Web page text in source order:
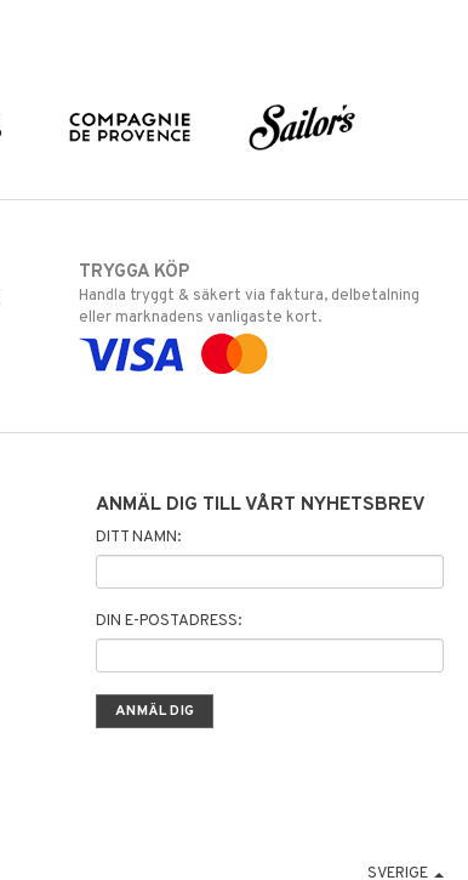
TRYGGA KÖP
Handla tryggt & säkert via faktura, delbetalning
eller marknadens vanligaste kort.
ANMÄL DIG TILL VÅRT NYHETSBREV
DITT NAMN:
DIN E-POSTADRESS:
SVERIGE